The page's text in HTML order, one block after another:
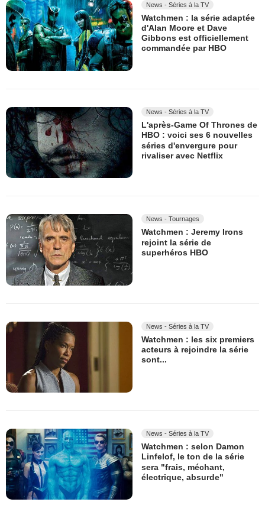
News - Séries à la TV
Watchmen : la série adaptée
d'Alan Moore et Dave
Gibbons est officiellement
commandée par HBO
News - Séries à la TV
L'après-Game Of Thrones de
HBO : voici ses 6 nouvelles
séries d'envergure pour
rivaliser avec Netflix
News - Tournages
Watchmen : Jeremy Irons
rejoint la série de
superhéros HBO
News - Séries à la TV
Watchmen : les six premiers
acteurs à rejoindre la série
sont...
News - Séries à la TV
Watchmen : selon Damon
Linfelof, le ton de la série
sera "frais, méchant,
électrique, absurde"